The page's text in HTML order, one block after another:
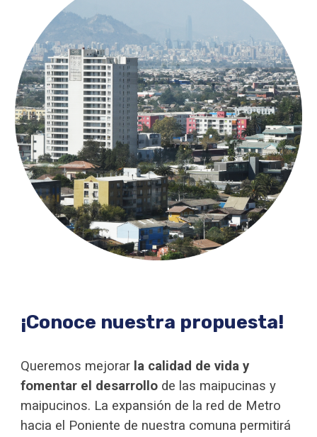
¡Conoce nuestra propuesta!
Queremos mejorar la calidad de vida y
fomentar el desarrollo de las maipucinas y
maipucinos. La expansión de la red de Metro
hacia el Poniente de nuestra comuna permitirá